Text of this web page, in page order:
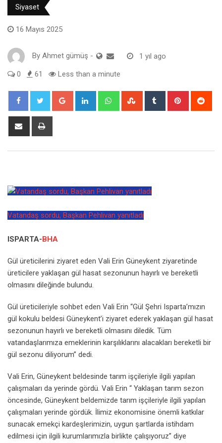
Siyaset
16 Mayıs 2025
By Ahmet gümüş - 1 yıl ago
0 61 Less than a minute
Google+ LinkedIn WhatsappStumbleUpon
Tumblr Pinterest
Share
Vatandaş sordu, Başkan Pehlivan yanıtladı
ISPARTA-BHA
Gül üreticilerini ziyaret eden Vali Erin Güneykent ziyaretinde
üreticilere yaklaşan gül hasat sezonunun hayırlı ve bereketli
olmasını dileğinde bulundu.
Gül üreticileriyle sohbet eden Vali Erin “Gül Şehri Isparta’mızın
gül kokulu beldesi Güneykent’i ziyaret ederek yaklaşan gül hasat
sezonunun hayırlı ve bereketli olmasını diledik. Tüm
vatandaşlarımıza emeklerinin karşılıklarını alacakları bereketli bir
gül sezonu diliyorum” dedi.
Vali Erin, Güneykent beldesinde tarım işçileriyle ilgili yapılan
çalışmaları da yerinde gördü. Vali Erin “ Yaklaşan tarım sezon
öncesinde, Güneykent beldemizde tarım işçileriyle ilgili yapılan
çalışmaları yerinde gördük. İlimiz ekonomisine önemli katkılar
sunacak emekçi kardeşlerimizin, uygun şartlarda istihdam
edilmesi için ilgili kurumlarımızla birlikte çalışıyoruz” diye